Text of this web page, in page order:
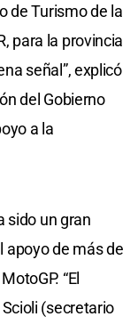
de Turismo de la
para la provincia
señal”, explicó
del Gobierno
a la
sido un gran
apoyo de más de
“El
(secretario